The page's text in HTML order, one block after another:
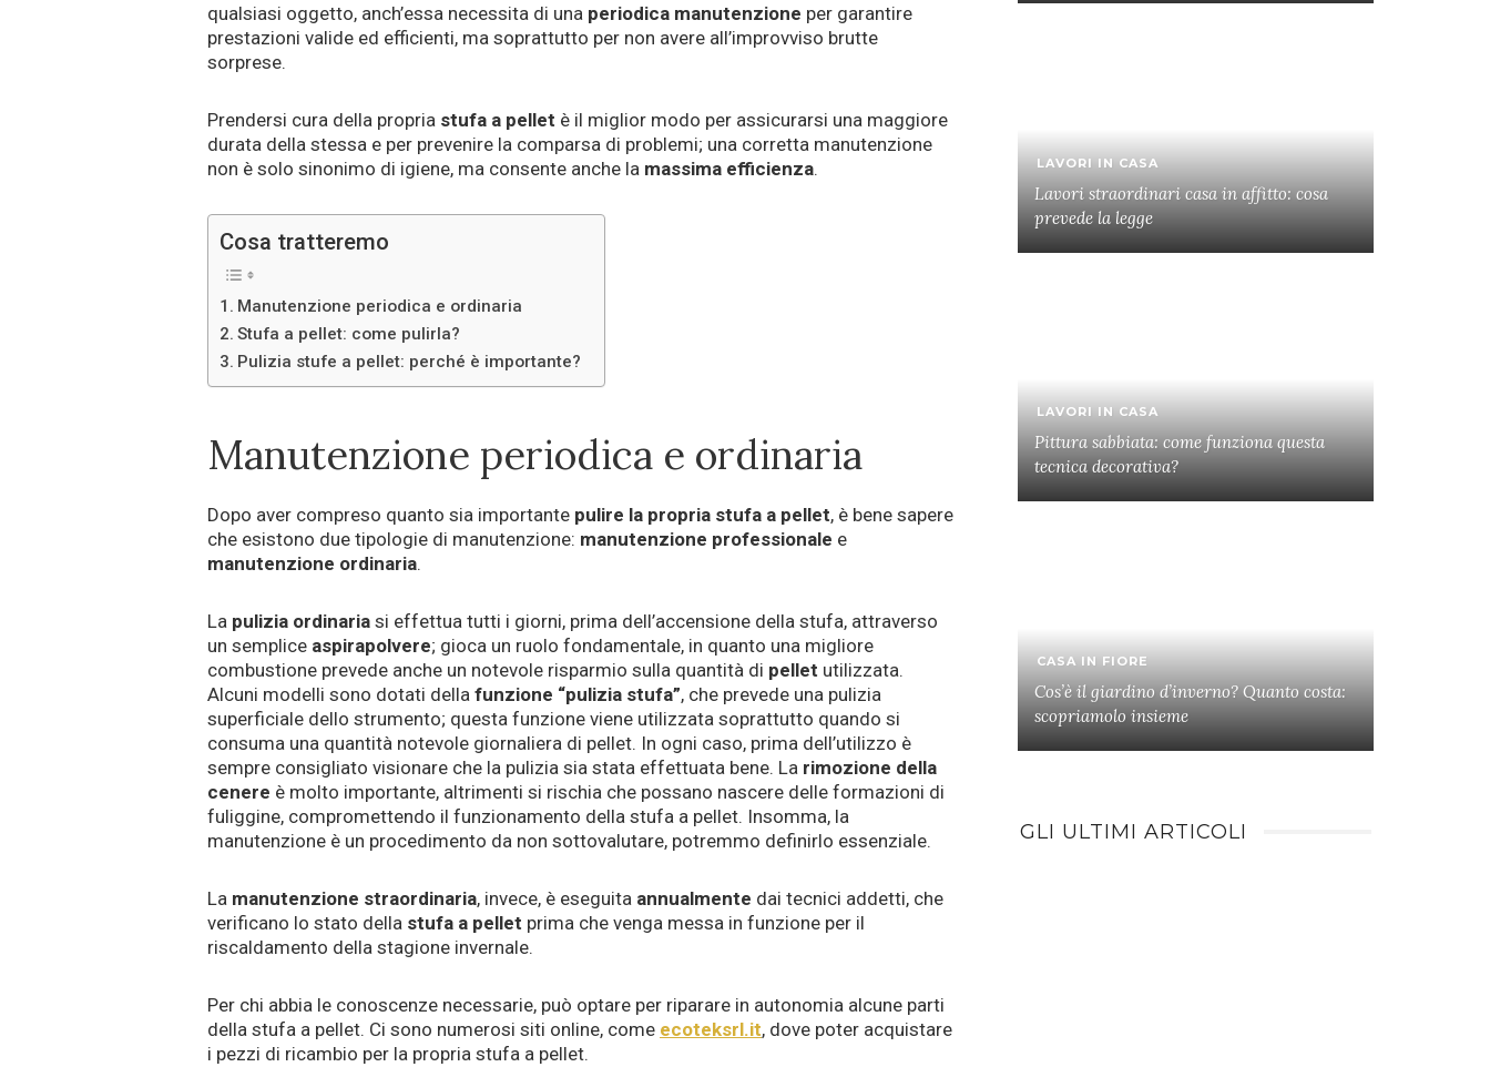
qualsiasi oggetto, anch’essa necessita di una periodica manutenzione per garantire
prestazioni valide ed efficienti, ma soprattutto per non avere all’improvviso brutte
sorprese.
Prendersi cura della propria stufa a pellet è il miglior modo per assicurarsi una maggiore
durata della stessa e per prevenire la comparsa di problemi; una corretta manutenzione
non è solo sinonimo di igiene, ma consente anche la massima efficienza.
Cosa tratteremo
Manutenzione periodica e ordinaria
Stufa a pellet: come pulirla?
Pulizia stufe a pellet: perché è importante?
Manutenzione periodica e ordinaria
Dopo aver compreso quanto sia importante pulire la propria stufa a pellet, è bene sapere
che esistono due tipologie di manutenzione: manutenzione professionale e
manutenzione ordinaria.
La pulizia ordinaria si effettua tutti i giorni, prima dell’accensione della stufa, attraverso
un semplice aspirapolvere; gioca un ruolo fondamentale, in quanto una migliore
combustione prevede anche un notevole risparmio sulla quantità di pellet utilizzata.
Alcuni modelli sono dotati della funzione “pulizia stufa”, che prevede una pulizia
superficiale dello strumento; questa funzione viene utilizzata soprattutto quando si
consuma una quantità notevole giornaliera di pellet. In ogni caso, prima dell’utilizzo è
sempre consigliato visionare che la pulizia sia stata effettuata bene. La rimozione della
cenere è molto importante, altrimenti si rischia che possano nascere delle formazioni di
fuliggine, compromettendo il funzionamento della stufa a pellet. Insomma, la
manutenzione è un procedimento da non sottovalutare, potremmo definirlo essenziale.
La manutenzione straordinaria, invece, è eseguita annualmente dai tecnici addetti, che
verificano lo stato della stufa a pellet prima che venga messa in funzione per il
riscaldamento della stagione invernale.
Per chi abbia le conoscenze necessarie, può optare per riparare in autonomia alcune parti
della stufa a pellet. Ci sono numerosi siti online, come ecoteksrl.it, dove poter acquistare
i pezzi di ricambio per la propria stufa a pellet.
LAVORI IN CASA
Lavori straordinari casa in affitto: cosa
prevede la legge
LAVORI IN CASA
Pittura sabbiata: come funziona questa
tecnica decorativa?
CASA IN FIORE
Cos’è il giardino d’inverno? Quanto costa:
scopriamolo insieme
GLI ULTIMI ARTICOLI